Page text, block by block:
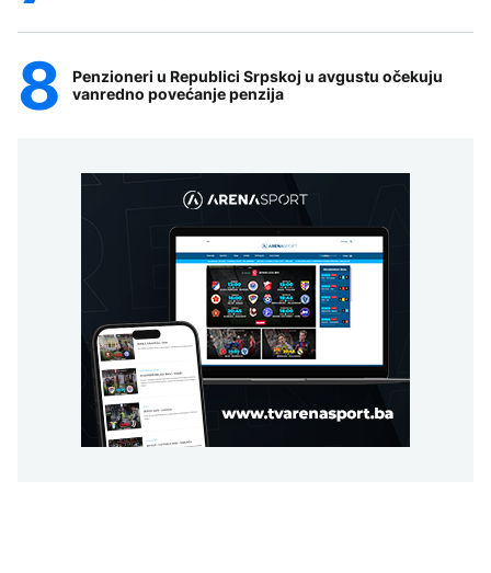
Penzioneri u Republici Srpskoj u avgustu očekuju
vanredno povećanje penzija